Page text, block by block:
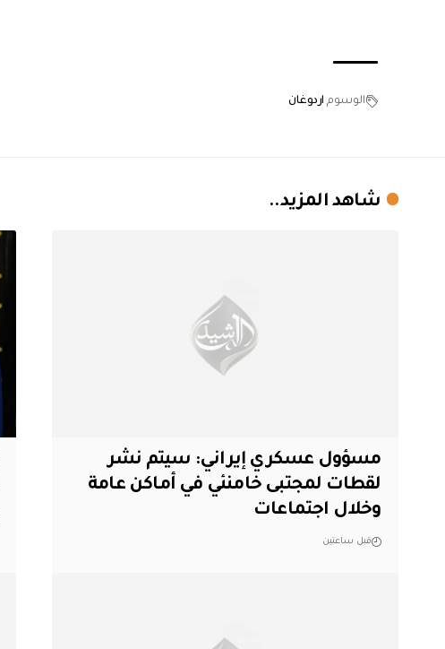
الوسوم اردوغان
شاهد المزيد..
مسؤول عسكري إيراني: سيتم نشر
لقطات لمجتبى خامنئي في أماكن عامة
وخلال اجتماعات
قبل ساعتين